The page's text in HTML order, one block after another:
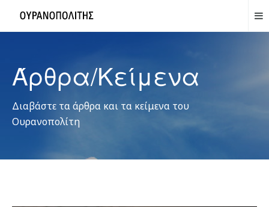
Άρθρα/Κείμενα
Διαβάστε τα άρθρα και τα κείμενα του
Ουρανοπολίτη